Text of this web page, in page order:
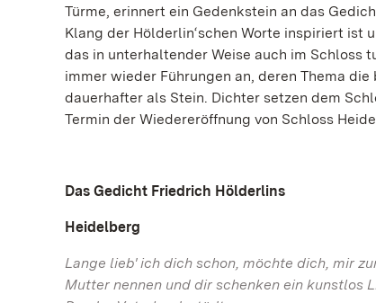
Türme, erinnert ein Gedenkstein an das
Klang der Hölderlin‘schen Worte inspiriert ist
das in unterhaltender Weise auch im Schloss
immer wieder Führungen an, deren Thema
dauerhafter als Stein. Dichter setzen dem
Termin der Wiedereröffnung von Schloss
Das Gedicht Friedrich Hölderlins
Heidelberg
Lange lieb' ich dich schon, möchte dich, mir
Mutter nennen und dir schenken ein kunstlos